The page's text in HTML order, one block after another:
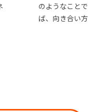
のようなこと
ば、向き合い